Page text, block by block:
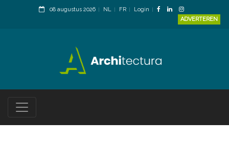
08 augustus 2026 NL FR
Login
ADVERTEREN